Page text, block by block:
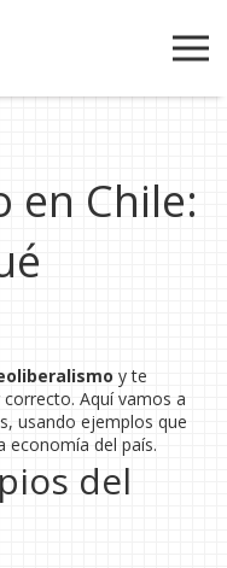
en Chile:
y te
Aquí vamos a
usando ejemplos que
economía del país.
del